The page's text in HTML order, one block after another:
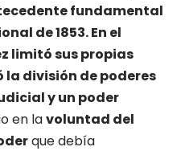
fundamental
de 1853. En el
limitó sus propias
división de poderes
y un poder
en lavoluntad del
que debía